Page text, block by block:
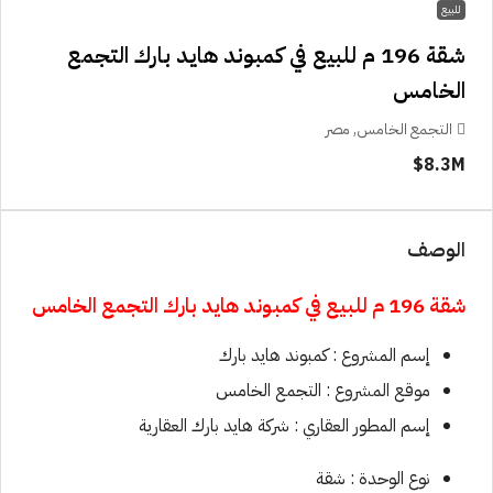
للبيع
شقة 196 م للبيع في كمبوند هايد بارك التجمع
الخامس
التجمع الخامس, مصر
8.3M$
الوصف
شقة 196 م للبيع في كمبوند هايد بارك التجمع الخامس
إسم المشروع : كمبوند هايد بارك
موقع المشروع : التجمع الخامس
إسم المطور العقاري : شركة هايد بارك العقارية
نوع الوحدة : شقة